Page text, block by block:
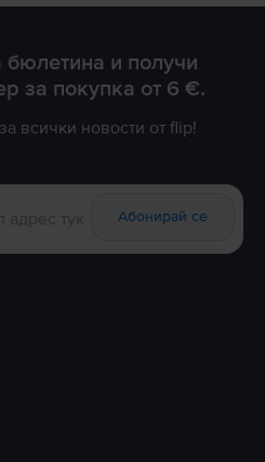
и получи
за покупка от 6 €.
всички новости от flip!
Абонирай се